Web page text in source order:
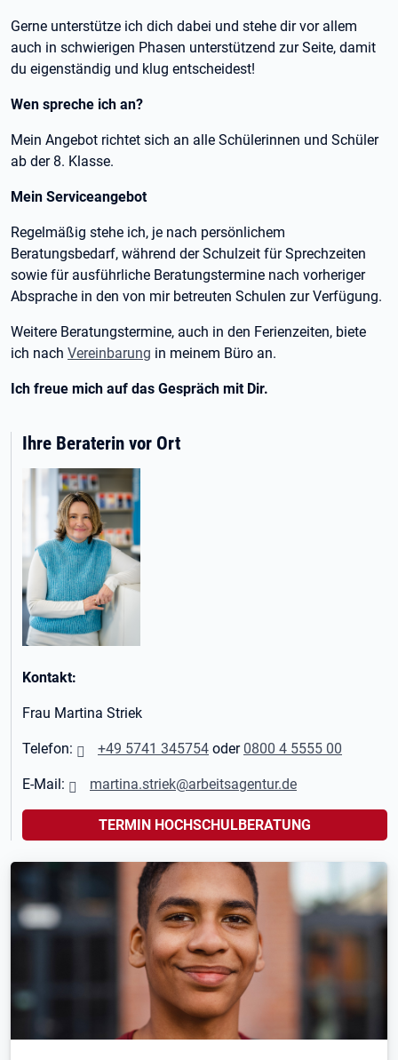
Gerne unterstütze ich dich dabei und stehe dir vor allem
auch in schwierigen Phasen unterstützend zur Seite, damit
du eigenständig und klug entscheidest!
Wen spreche ich an?
Mein Angebot richtet sich an alle Schülerinnen und Schüler
ab der 8. Klasse.
Mein Serviceangebot
Regelmäßig stehe ich, je nach persönlichem
Beratungsbedarf, während der Schulzeit für Sprechzeiten
sowie für ausführliche Beratungstermine nach vorheriger
Absprache in den von mir betreuten Schulen zur Verfügung.
Weitere Beratungstermine, auch in den Ferienzeiten, biete
ich nach Vereinbarung in meinem Büro an.
Ich freue mich auf das Gespräch mit Dir.
Ihre Beraterin vor Ort
Kontakt:
Frau Martina Striek
Telefon: +49 5741 345754 oder 0800 4 5555 00
E-Mail: martina.striek@arbeitsagentur.de
TERMIN HOCHSCHULBERATUNG